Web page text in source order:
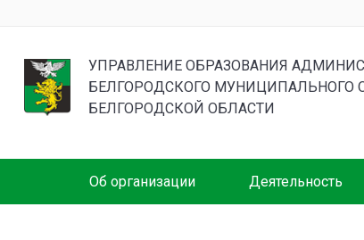
УПРАВЛЕНИЕ ОБРАЗОВАНИЯ
БЕЛГОРОДСКОГО МУНИЦИПАЛЬНОГО
БЕЛГОРОДСКОЙ ОБЛАСТИ
Об организации Деятельность